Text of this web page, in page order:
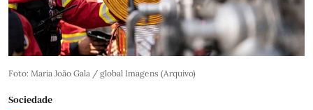
Foto: Maria João Gala / global Imagens (Arquivo)
Sociedade